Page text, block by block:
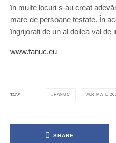
în multe locuri s-au creat
mare de persoane testate. În
îngrijorați de un al doilea val de
www.fanuc.eu
TAGS FANUC LR MATE
SHARE